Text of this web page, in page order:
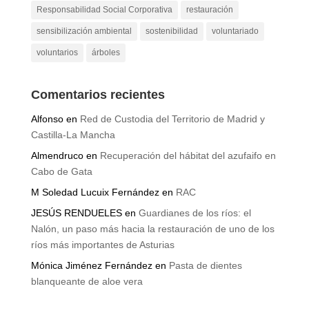
Responsabilidad Social Corporativa restauración
sensibilización ambiental sostenibilidad voluntariado
voluntarios árboles
Comentarios recientes
Alfonsoen Red de Custodia del Territorio de Madrid y
Castilla-La Mancha
Almendrucoen Recuperación del hábitat del azufaifo en
Cabo de Gata
M Soledad Lucuix Fernándezen RAC
JESÚS RENDUELESen Guardianes de los ríos: el
Nalón, un paso más hacia la restauración de uno de los
ríos más importantes de Asturias
Mónica Jiménez Fernándezen Pasta de dientes
blanqueante de aloe vera